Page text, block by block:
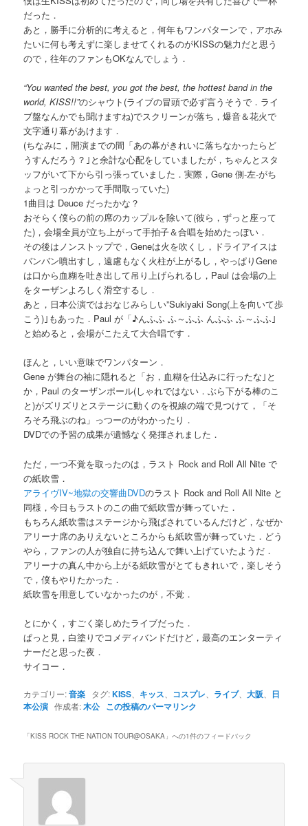
だった．
あと，勝手に分析的に考えると，何年もワンパターンで，アホみ
たいに何も考えずに楽しませてくれるのがKISSの魅力だと思う
ので，往年のファンもOKなんでしょう．
“You wanted the best, you got the best, the hottest band in the
world, KISS!!”のシャウト(ライブの冒頭で必ず言うそうで．ライ
ブ盤なんかでも聞けますね)でスクリーンが落ち，爆音＆花火で
文字通り幕があけます．
(ちなみに，開演までの間「あの幕がきれいに落ちなかったらど
うすんだろう？｣と余計な心配をしていましたが，ちゃんとスタ
ッフがいて下から引っ張っていました．実際，Gene 側-左-がち
ょっと引っかかって手間取っていた)
1曲目は Deuce だったかな？
おそらく僕らの前の席のカップルを除いて(彼ら，ずっと座って
た)，会場全員が立ち上がって手拍子＆合唱を始めたっぽい．
その後はノンストップで，Geneは火を吹くし，ドライアイスは
バンバン噴出すし，遠慮もなく火柱が上がるし，やっぱりGene
は口から血糊を吐き出して吊り上げられるし，Paul は会場の上
をターザンよろしく滑空するし．
あと，日本公演ではおなじみらしい”Sukiyaki Song(上を向いて歩
こう)｣もあった．Paul が「♪んふふ ふ～ふふ んふふ ふ～ふふ｣
と始めると，会場がこたえて大合唱です．
ほんと，いい意味でワンパターン．
Gene が舞台の袖に隠れると「お，血糊を仕込みに行ったな｣と
か，Paul のターザンポール(しゃれではない．ぶら下がる棒のこ
と)がズリズリとステージに動くのを視線の端で見つけて，「そ
ろそろ飛ぶのね」っつーのがわかったり．
DVDでの予習の成果が遺憾なく発揮されました．
ただ，一つ不覚を取ったのは，ラスト Rock and Roll All Nite で
の紙吹雪．
アライヴIV~地獄の交響曲DVDのラスト Rock and Roll All Nite と
同様，今日もラストのこの曲で紙吹雪が舞っていた．
もちろん紙吹雪はステージから飛ばされているんだけど，なぜか
アリーナ席のありえないところからも紙吹雪が舞っていた．どう
やら，ファンの人が独自に持ち込んで舞い上げていたようだ．
アリーナの真ん中から上がる紙吹雪がとてもきれいで，楽しそう
で，僕もやりたかった．
紙吹雪を用意していなかったのが，不覚．
とにかく，すごく楽しめたライブだった．
ぱっと見，白塗りでコメディバンドだけど，最高のエンターティ
ナーだと思った夜．
サイコー．
カテゴリー:音楽 タグ:KISS キッス コスプレ ライブ、大阪
日
本公演 作成者:木公 この投稿のパーマリンク
「KISS ROCK THE NATION TOUR@OSAKA 」への1件のフィードバック